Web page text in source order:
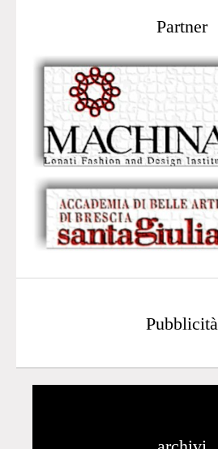
Partner
Pubblicità